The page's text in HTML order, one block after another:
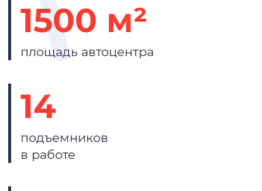
1500 м²
площадь автоцентра
14
подъемников
в работе